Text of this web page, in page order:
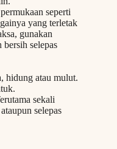
seperti
yang terletak
gunakan
bersih selepas
hidung atau mulut.
sekali
selepas